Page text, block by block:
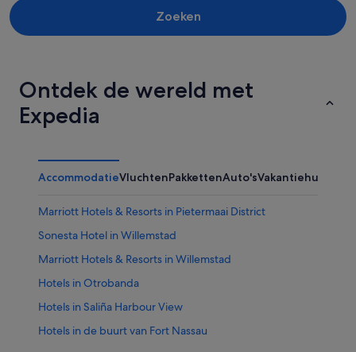
Zoeken
Ontdek de wereld met
Expedia
AccommodatieVluchtenPakkettenAuto'sVakantiehuizen
Marriott Hotels & Resorts in Pietermaai District
Sonesta Hotel in Willemstad
Marriott Hotels & Resorts in Willemstad
Hotels in Otrobanda
Hotels in Saliña Harbour View
Hotels in de buurt van Fort Nassau